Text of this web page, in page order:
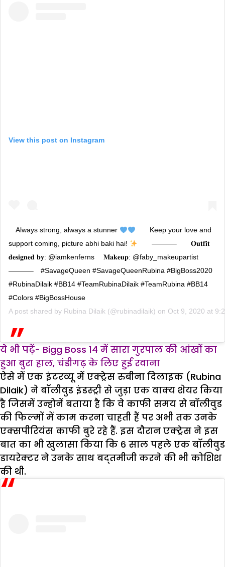
View this post on Instagram
Always strong, always a stunner
⠀ ⠀ Keep your love and
support coming, picture abhi baki hai!
⠀ ⠀ ———–⠀ ⠀ 𝐎𝐮𝐭𝐟𝐢𝐭
𝐝𝐞𝐬𝐢𝐠𝐧𝐞𝐝 𝐛𝐲: @iamkenferns ⠀ 𝐌𝐚𝐤𝐞𝐮𝐩: @faby_makeupartist ⠀
———–⠀ #SavageQueen #SavageQueenRubina #BigBoss2020
#RubinaDilaik #BB14 #TeamRubinaDilaik #TeamRubina #BB14
#Colors #BigBossHouse
A post shared by Rubina Dilaik (@rubinadilaik) on Oct 9, 2020 at
ये भी पढ़ें- Bigg Boss 14 में सारा गुरपाल की आंखों का
हुआ बुरा हाल, चंडीगढ़ के लिए हुईं रवाना
ऐसे में एक इंटरव्यू में एक्ट्रेस रुबीना दिलाइक (Rubina
Dilaik) ने बॉलीवुड इंडस्ट्री से जुड़ा एक वाक्य शेयर किया
है जिसमें उन्होनें बताया है कि वे काफी समय से बॉलीवुड
की फिल्मों में काम करना चाहती हैं पर अभी तक उनके
एक्सपीरियंस काफी बुरे रहे हैं. इस दौरान एक्ट्रेस ने इस
बात का भी खुलासा किया कि 6 साल पहले एक बॉलीवुड
डायरेक्टर ने उनके साथ बद्तमीजी करने की भी कोशिश
की थी.